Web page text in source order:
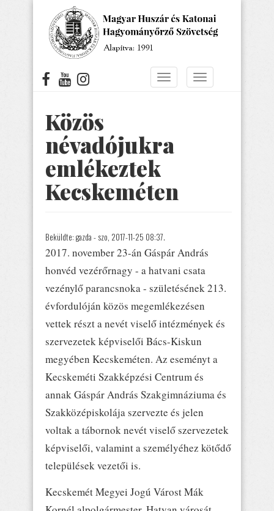
Navigáció
Navigáció
Közös
névadójukra
emlékeztek
Kecskeméten
Beküldte: gazda - szo, 2017-11-25 08:37.
2017. november 23-án Gáspár András
honvéd vezérőrnagy - a hatvani csata
vezénylő parancsnoka - születésének 213.
évfordulóján közös megemlékezésen
vettek részt a nevét viselő intézmények és
szervezetek képviselői Bács-Kiskun
megyében Kecskeméten. Az eseményt a
Kecskeméti Szakképzési Centrum és
annak Gáspár András Szakgimnáziuma és
Szakközépiskolája szervezte és jelen
voltak a tábornok nevét viselő szervezetek
képviselői, valamint a személyéhez kötődő
települések vezetői is.
Kecskemét Megyei Jogú Várost Mák